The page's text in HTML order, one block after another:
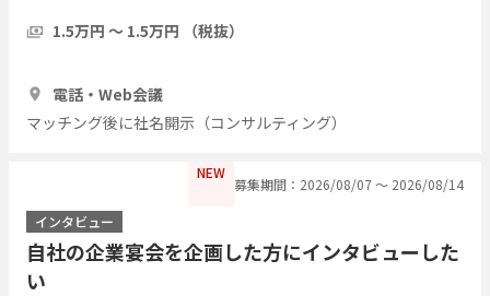
1.5万円 〜 1.5万円 （税抜）
電話・Web会議
マッチング後に社名開示（コンサルティング）
NEW
募集期間：2026/08/07 〜 2026/08/14
インタビュー
自社の企業宴会を企画した方にインタビューした
い